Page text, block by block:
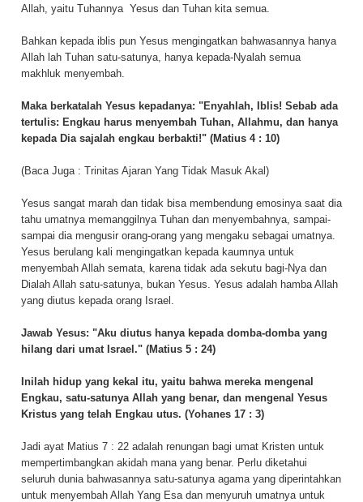
Allah, yaitu Tuhannya Yesus dan Tuhan kita semua.
Bahkan kepada iblis pun Yesus mengingatkan bahwasannya hanya
Allah lah Tuhan satu-satunya, hanya kepada-Nyalah semua
makhluk menyembah.
Maka berkatalah Yesus kepadanya: "Enyahlah, Iblis! Sebab ada
tertulis: Engkau harus menyembah Tuhan, Allahmu, dan hanya
kepada Dia sajalah engkau berbakti!" (Matius 4 : 10)
(Baca Juga : Trinitas Ajaran Yang Tidak Masuk Akal)
Yesus sangat marah dan tidak bisa membendung emosinya saat dia
tahu umatnya memanggilnya Tuhan dan menyembahnya, sampai-
sampai dia mengusir orang-orang yang mengaku sebagai umatnya.
Yesus berulang kali mengingatkan kepada kaumnya untuk
menyembah Allah semata, karena tidak ada sekutu bagi-Nya dan
Dialah Allah satu-satunya, bukan Yesus. Yesus adalah hamba Allah
yang diutus kepada orang Israel.
Jawab Yesus: "Aku diutus hanya kepada domba-domba yang
hilang dari umat Israel." (Matius 5 : 24)
Inilah hidup yang kekal itu, yaitu bahwa mereka mengenal
Engkau, satu-satunya Allah yang benar, dan mengenal Yesus
Kristus yang telah Engkau utus. (Yohanes 17 : 3)
Jadi ayat Matius 7 : 22 adalah renungan bagi umat Kristen untuk
mempertimbangkan akidah mana yang benar. Perlu diketahui
seluruh dunia bahwasannya satu-satunya agama yang diperintahkan
untuk menyembah Allah Yang Esa dan menyuruh umatnya untuk